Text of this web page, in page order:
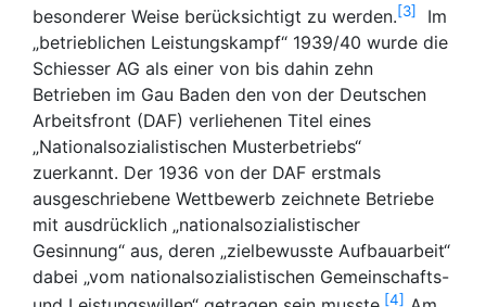
besonderer Weise berücksichtigt zu werden. 3
Im
„betrieblichen Leistungskampf“ 1939/40 wurde die
Schiesser AG als einer von bis dahin zehn
Betrieben im Gau Baden den von der Deutschen
Arbeitsfront (DAF) verliehenen Titel eines
„Nationalsozialistischen Musterbetriebs“
zuerkannt. Der 1936 von der DAF erstmals
ausgeschriebene Wettbewerb zeichnete Betriebe
mit ausdrücklich „nationalsozialistischer
Gesinnung“ aus, deren „zielbewusste Aufbauarbeit“
dabei „vom nationalsozialistischen Gemeinschafts-
4